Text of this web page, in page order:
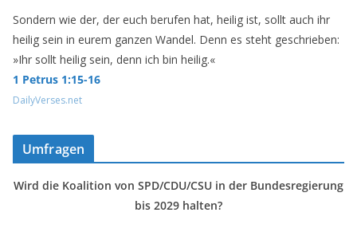
Sondern wie der, der euch berufen hat, heilig ist, sollt auch ihr
heilig sein in eurem ganzen Wandel. Denn es steht geschrieben:
»Ihr sollt heilig sein, denn ich bin heilig.«
1 Petrus 1:15-16
DailyVerses.net
Umfragen
Wird die Koalition von SPD/CDU/CSU in der Bundesregierung
bis 2029 halten?